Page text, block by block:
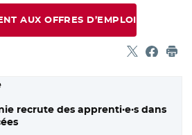
AUX OFFRES D’EMPLOI
Partager
- Nouvelle
-
recrute des apprenti·e·s dans